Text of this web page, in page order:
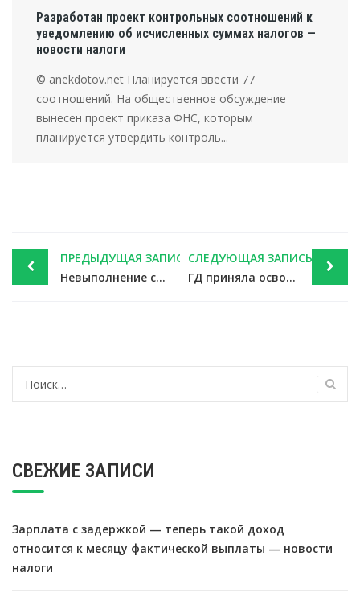
Разработан проект контрольных соотношений к
уведомлению об исчисленных суммах налогов —
новости налоги
© anekdotov.net Планируется ввести 77
соотношений. На общественное обсуждение
вынесен проект приказа ФНС, которым
планируется утвердить контроль...
Post
navigation
ПРЕДЫДУЩАЯ ЗАПИСЬ
Невыполнение сомнительных распоряжений – не повод срезать премию, решили суды — новости налоги
СЛЕДУЮЩАЯ ЗАПИСЬ
ГД приняла освобождение от НДФЛ матвыгоды в связи с «ипотечными каникулами» — новости налоги
СВЕЖИЕ ЗАПИСИ
Зарплата с задержкой — теперь такой доход
относится к месяцу фактической выплаты — новости
налоги